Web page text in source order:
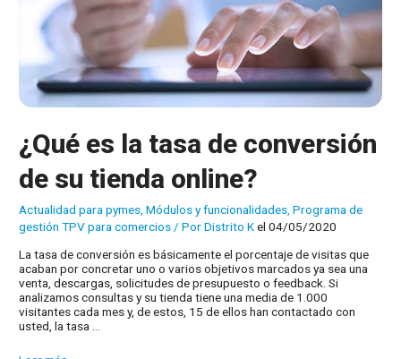
¿Qué es la tasa de conversión
de su tienda online?
Actualidad para pymes ,Módulos y funcionalidades ,Programa de
gestión TPV para comercios / PorDistrito Kel 04/05/2020
La tasa de conversión es básicamente el porcentaje de visitas que
acaban por concretar uno o varios objetivos marcados ya sea una
venta, descargas, solicitudes de presupuesto o feedback. Si
analizamos consultas y su tienda tiene una media de 1.000
visitantes cada mes y, de estos, 15 de ellos han contactado con
usted, la tasa …